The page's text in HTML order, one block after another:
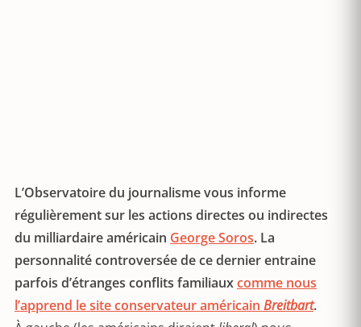
L’Observatoire du journalisme vous informe
régulièrement sur les actions directes ou indirectes
du milliardaire américain George Soros. La
personnalité controversée de ce dernier entraine
parfois d’étranges conflits familiauxcomme nous
l’apprend le site conservateur américain Breitbart.